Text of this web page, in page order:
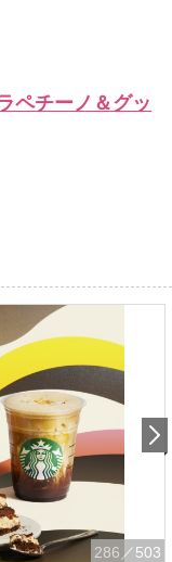
ペチーノ＆グッ
286 ／503